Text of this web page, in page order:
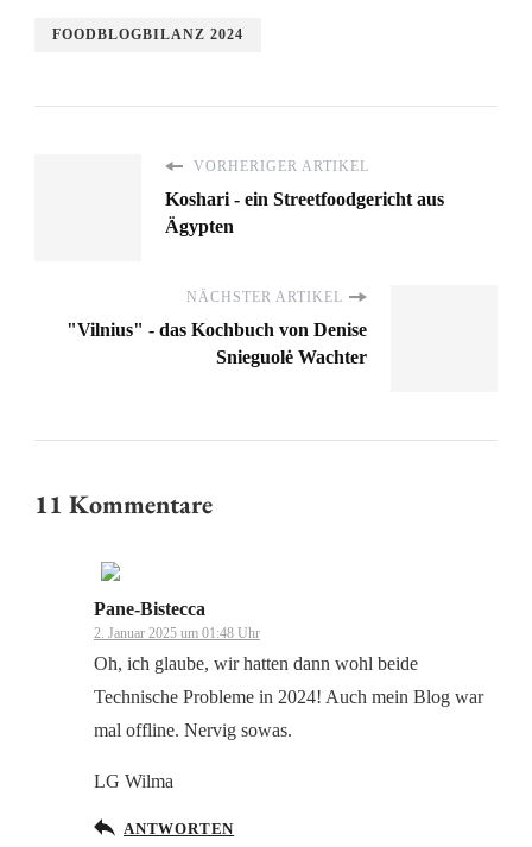
FOODBLOGBILANZ 2024
VORHERIGER ARTIKEL
Koshari - ein Streetfoodgericht aus
Ägypten
NÄCHSTER ARTIKEL
"Vilnius" - das Kochbuch von Denise
Snieguolė Wachter
11 Kommentare
Das „Echte-Person“-Abzeichen!
Anti-Spam von CleanTalk
Pane-Bistecca
2. Januar 2025 um 01:48 Uhr
Oh, ich glaube, wir hatten dann wohl beide
Technische Probleme in 2024! Auch mein Blog war
mal offline. Nervig sowas.
LG Wilma
ANTWORTEN